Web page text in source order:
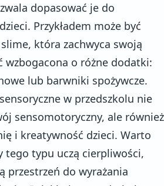
dopasować je do
Przykładem może być
która zachwyca swoją
wzbogacona o różne dodatki:
lub barwniki spożywcze.
w przedszkolu nie
sensomotoryczny, ale również
i kreatywność dzieci. Warto
tego typu uczą cierpliwości,
przestrzeń do wyrażania